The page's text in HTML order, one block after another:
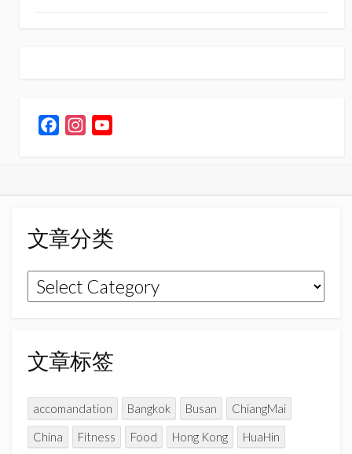
o
o
k
r
a
m
e
C
h
文章分类
文
章
类
文章标签
accomandation Bangkok Busan
ChiangMai
China
Fitness Food Hong Kong
HuaHin